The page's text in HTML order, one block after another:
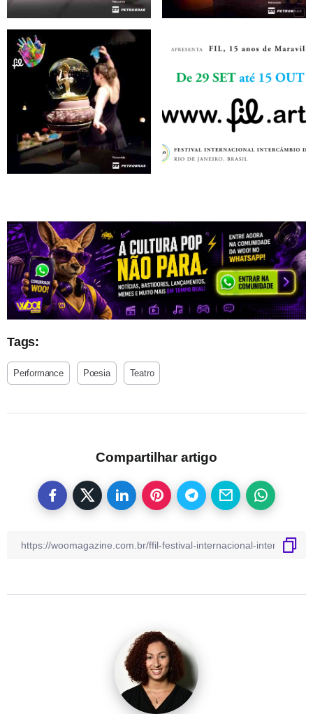
Tags:
Performance Poesia Teatro
Compartilhar artigo